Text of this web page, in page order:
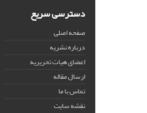
دسترسی سریع
صفحه اصلی
درباره نشریه
اعضای هیات تحریریه
ارسال مقاله
تماس با ما
نقشه سایت